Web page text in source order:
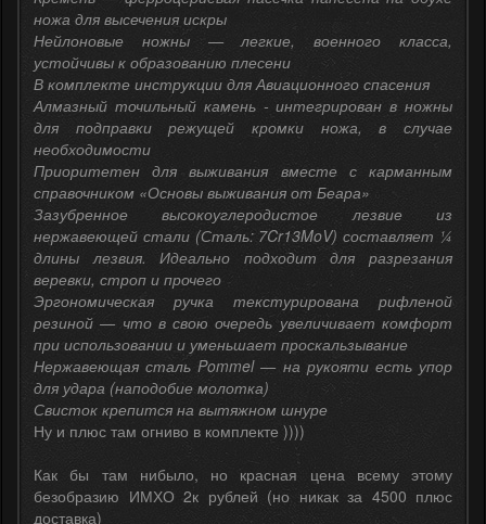
ножа для высечения искры
Нейлоновые ножны — легкие, военного класса,
устойчивы к образованию плесени
В комплекте инструкции для Авиационного спасения
Алмазный точильный камень - интегрирован в ножны
для подправки режущей кромки ножа, в случае
необходимости
Приоритетен для выживания вместе с карманным
справочником «Основы выживания от Беара»
Зазубренное высокоуглеродистое лезвие из
нержавеющей стали (Сталь: 7Cr13MoV) составляет ¼
длины лезвия. Идеально подходит для разрезания
веревки, строп и прочего
Эргономическая ручка текстурирована рифленой
резиной — что в свою очередь увеличивает комфорт
при использовании и уменьшает проскальзывание
Нержавеющая сталь Pommel — на рукояти есть упор
для удара (наподобие молотка)
Свисток крепится на вытяжном шнуре
Ну и плюс там огниво в комплекте ))))
Как бы там нибыло, но красная цена всему этому
безобразию ИМХО 2к рублей (но никак за 4500 плюс
доставка)